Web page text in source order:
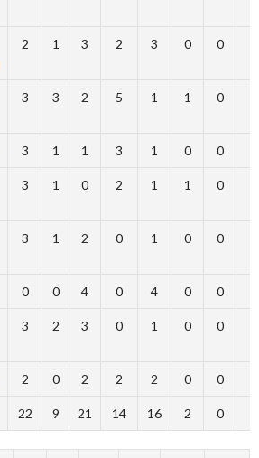
2 1 3 2 3 0 0
3 3 2 5 1 1 0
3 1 1 3 1 0 0
3 1 0 2 1 1 0
3 1 2 0 1 0 0
0 0 4 0 4 0 0
3 2 3 0 1 0 0
2 0 2 2 2 0 0
22 9 21 14 16 2 0